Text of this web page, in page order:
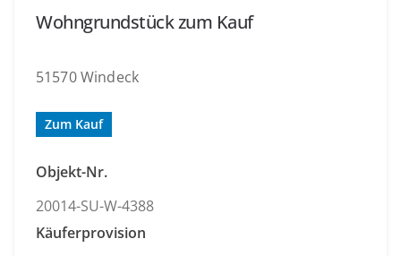
Wohngrundstück zum Kauf
51570 Windeck
Zum Kauf
Objekt-Nr.
20014-SU-W-4388
Käuferprovision